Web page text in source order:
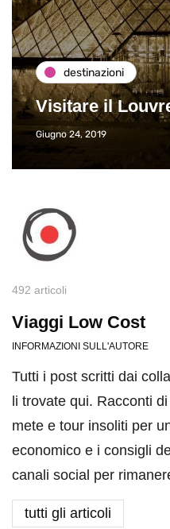
destinazioni
Visitare il
Giugno 24, 2019
492 articoli
Viaggi Low Cost
INFORMAZIONI SULL'AUTORE
Tutti i post scritti dai
li trovate qui. Racconti
mete e tour insoliti per
economico e i consigli
canali social per
tutti gli articoli